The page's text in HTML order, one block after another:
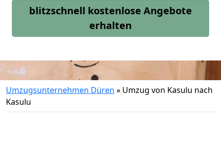
blitzschnell kostenlose Angebote
erhalten
Umzugsunternehmen Düren » Umzug von Kasulu nach
Kasulu